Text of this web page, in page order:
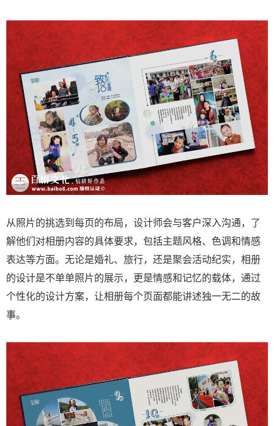
从照片的挑选到每页的布局，设计师会与客户深入沟通，了
解他们对相册内容的具体要求，包括主题风格、色调和情感
表达等方面。无论是婚礼、旅行，还是聚会活动纪实，相册
的设计是不单单照片的展示，更是情感和记忆的载体，通过
个性化的设计方案，让相册每个页面都能讲述独一无二的故
事。